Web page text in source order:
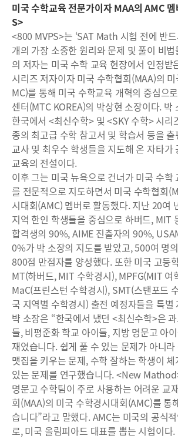
미국 수학교육 전문가이자 MAA의 AMC
S>
<800 MVPS>는 ‘SAT Math 시험 전에 반
개의 가장 소중한 원리와 문제 및 풀이 비법
의 저자는 미국 수학 교육 현장에서 인정
시리즈 저자이자 미국 수학협회(MAA)의
MC)를 통해 미국 수학교육 개혁의 중심으
센터(MTC KOREA)의 박상현 소장이다. 박
한국에서 <최신수학> 및 <SKY 수학> 시리
종의 최고급 수학 참고서 및 학습서 등을
교사 및 최우수 학생들을 지도해 온 자타가
교육의 전설이다.
이후 그는 미국 뉴욕으로 건너가 미국 수학
를 전문적으로 지도하면서 미국 수학협회
시대회(AMC) 멤버로 활동했다. 지난 20여
지역 한인 학생들을 중심으로 하버드, MIT
합격생의 90%, AIME 진출자의 90%,
0%가 박 소장의 지도를 받았고, 500여 명
800점 만점자를 양성했다. 또한 미국 고등
MT(하버드, MIT 수학경시), MPFG(MIT 여
MaC(프린스턴 수학경시), SMT(스탠포드
국 지역별 수학경시) 출전 예정자들을 특별
뱍 소장은 “한국에서 냈던 <최신수학>은
들, 비평준화 학교 아이들, 지방 명문고 아
재였습니다. 쉽게 풀 수 있는 문제가 아니
맷집을 키우는 문제, 수학 잘하는 학생이
있는 문제를 연구했습니다. <New
명문고 수학팀이 주로 사용하는 어려운 교
회(MAA)의 미국 수학경시대회(AMC)를 통
습니다”라고 말했다. AMC는 미국의 공식
로, 미국 올림피아드 대표를 뽑는 시험이다.